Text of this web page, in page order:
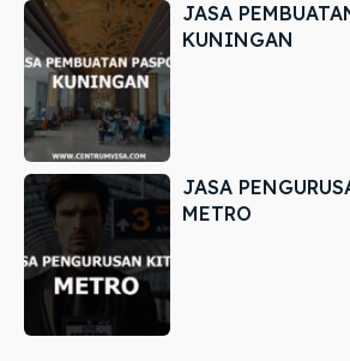
JASA
KUNINGAN
JASA
METRO